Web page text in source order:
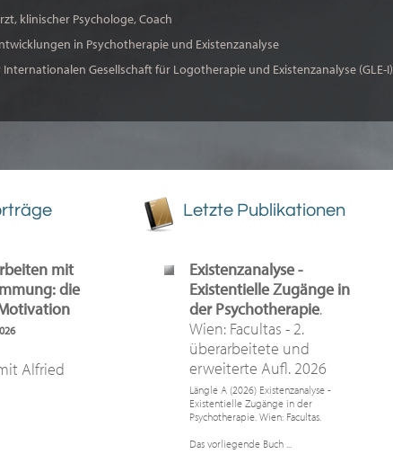
klinischer Psychologe, Coach
in Psychotherapie und Existenzanalyse
Gesellschaft für Logotherapie und Existenzanalyse (GLE-I)
mit
die
Alfried
Letzte Publikationen
Existenzanalyse -
Existentielle Zugänge in
der Psychotherapie.
Wien: Facultas - 2.
überarbeitete und
erweiterte Aufl. 2026
Längle A (2026) Existenzanalyse -
Existentielle Zugänge in der
Psychotherapie. Wien: Facultas.
Das vorliegende Buch ...